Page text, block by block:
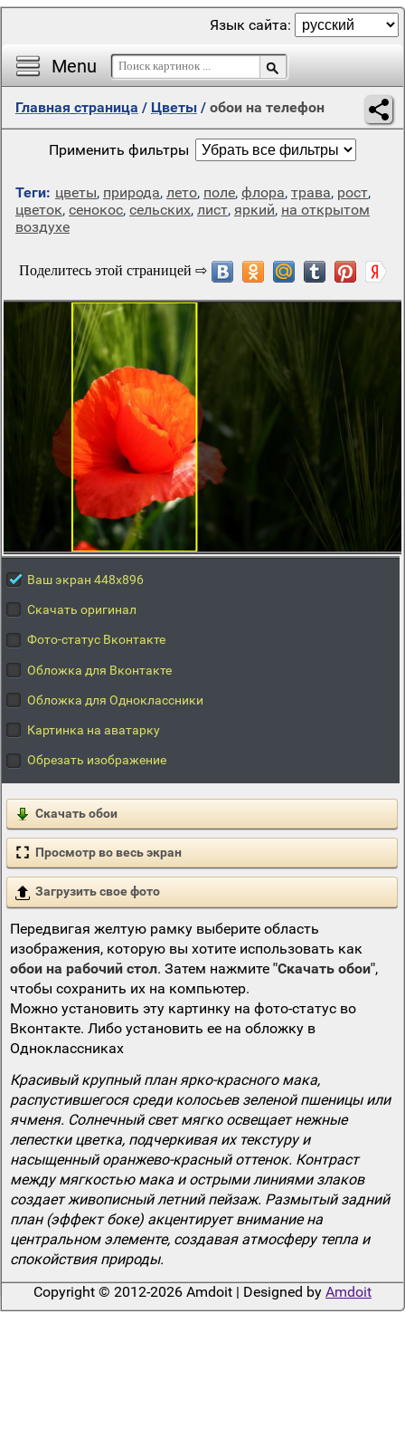
Menu
Язык сайта:
Главная страница / Цветы / обои на телефон
Применить фильтры
Теги: цветы, природа, лето, поле, флора, трава, рост,
цветок, сенокос, сельских, лист, яркий, на открытом
воздухе
Ваш экран 448x896
Скачать оригинал
Фото-статус Вконтакте
Обложка для Вконтакте
Обложка для Одноклассники
Картинка на аватарку
Обрезать изображение
Скачать обои
Просмотр во весь экран
Загрузить свое фото
Передвигая желтую рамку выберите область
изображения, которую вы хотите использовать как
обои на рабочий стол. Затем нажмите "Скачать обои",
чтобы сохранить их на компьютер.
Можно установить эту картинку на фото-статус во
Вконтакте. Либо установить ее на обложку в
Одноклассниках
Красивый крупный план ярко-красного мака,
распустившегося среди колосьев зеленой пшеницы или
ячменя. Солнечный свет мягко освещает нежные
лепестки цветка, подчеркивая их текстуру и
насыщенный оранжево-красный оттенок. Контраст
между мягкостью мака и острыми линиями злаков
создает живописный летний пейзаж. Размытый задний
план (эффект боке) акцентирует внимание на
центральном элементе, создавая атмосферу тепла и
спокойствия природы.
Copyright © 2012-2026 Amdoit | Designed by Amdoit